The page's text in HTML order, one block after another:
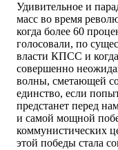
Удивительное и
масс во время
когда более 60
голосовали, по
власти КПСС и
совершенно
волны, сметающей
единство, если
предстанет перед
и самой мощной
коммунистических
этой победы стала